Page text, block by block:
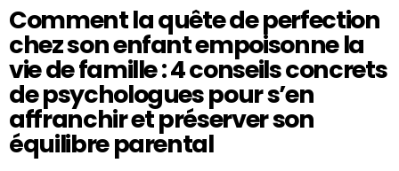
Comment la quête de perfection
chez son enfant empoisonne la
vie de famille : 4 conseils concrets
de psychologues pour s’en
affranchir et préserver son
équilibre parental